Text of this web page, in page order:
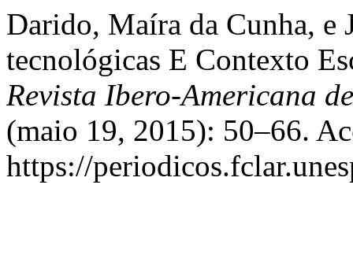
Darido, Maíra da Cunha, e
tecnológicas E Contexto
Revista Ibero-Americana
(maio 19, 2015): 50–66.
https://